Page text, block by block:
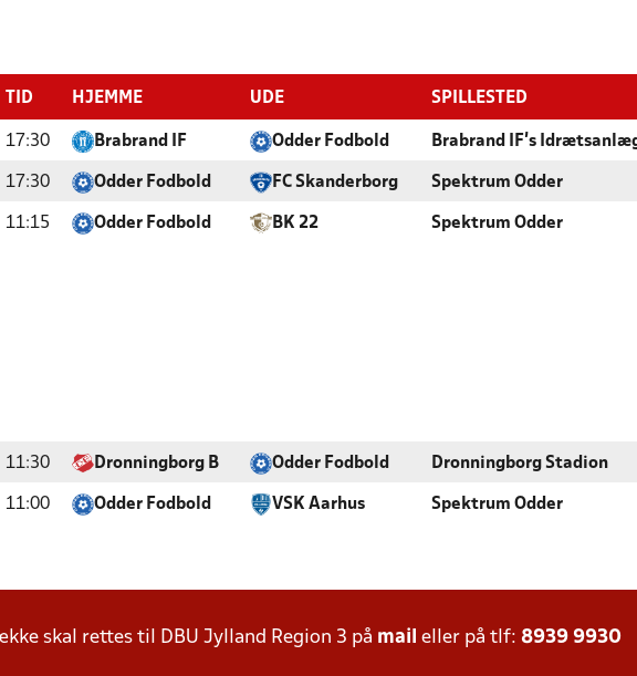
TID HJEMME UDE SPILLESTED
17:30 Brabrand IF Odder Fodbold Brabrand IF's
17:30 Odder Fodbold FC Skanderborg Spektrum Odder
11:15 Odder Fodbold BK 22 Spektrum Odder
11:30 Dronningborg B Odder Fodbold Dronningborg Stadion
11:00 Odder Fodbold VSK Aarhus Spektrum Odder
skal rettes til DBU Jylland Region 3 på mail eller på tlf: 8939 9930